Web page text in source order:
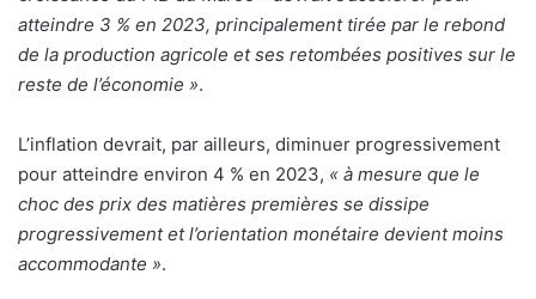
atteindre 3 % en 2023, principalement tirée par le rebond
de la production agricole et ses retombées positives sur le
reste de l’économie ».
L’inflation devrait, par ailleurs, diminuer progressivement
pour atteindre environ 4 % en 2023, « à mesure que le
choc des prix des matières premières se dissipe
progressivement et l’orientation monétaire devient moins
accommodante ».